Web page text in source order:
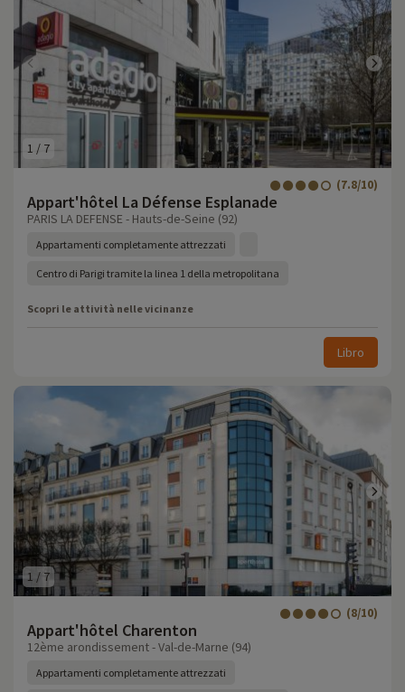
1 / 7
Appart'hôtel La Défense Esplanade
(7.8/10)
PARIS LA DEFENSE - Hauts-de-Seine (92)
Appartamenti completamente attrezzati
Centro di Parigi tramite la linea 1 della metropolitana
Scopri le attività nelle vicinanze
Libro
1 / 7
Appart'hôtel Charenton
(8/10)
12ème arondissement - Val-de-Marne (94)
Appartamenti completamente attrezzati